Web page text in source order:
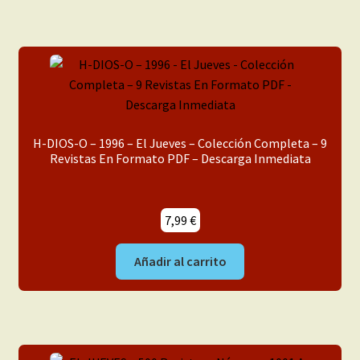
H-DIOS-O – 1996 – El Jueves – Colección Completa – 9
Revistas En Formato PDF – Descarga Inmediata
7,99 €
Añadir al carrito